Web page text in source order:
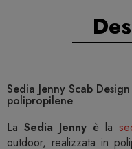
Sedia Jenny Scab
polipropilene
LaSedia Jenny è la
outdoor, realizzata in